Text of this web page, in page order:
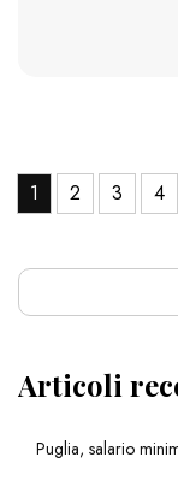
1 2 3 4
Articoli
Puglia, salario